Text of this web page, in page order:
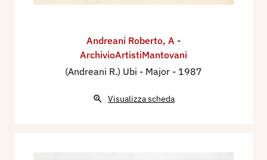
Andreani Roberto, A -
ArchivioArtistiMantovani
(Andreani R.) Ubi - Major - 1987
Visualizza scheda